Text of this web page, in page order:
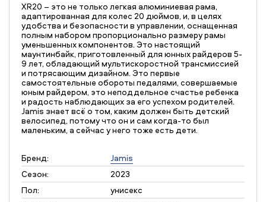
XR20 – это не только легкая алюминиевая рама,
адаптированная для колес 20 дюймов, и, в целях
удобства и безопасности в управлении, оснащенная
полным набором пропорционально размеру рамы
уменьшенных компонентов. Это настоящий
маунтинбайк, приготовленный для юнных райдеров 5-
9 лет, обладающий мультискоростной трансмиссией
и потрясающим дизайном. Это первые
самостоятельные обороты педалями, совершаемые
юным райдером, это неподдельное счастье ребенка
и радость наблюдающих за его успехом родителей.
Jamis знает всё о том, каким должен быть детский
велосипед, потому что он и сам когда-то был
маленьким, а сейчас у него тоже есть дети.
Бренд:
Jamis
Сезон:
2023
Пол:
унисекс